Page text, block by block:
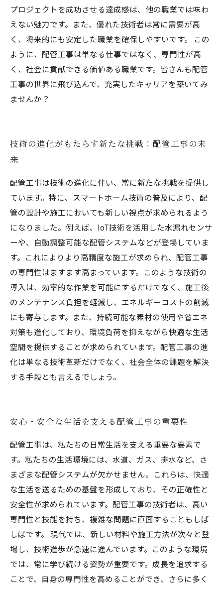
プロジェクトを成功させる達成感は、他の職業では味わ
えない魅力です。また、優れた技術者は常に需要が高
く、将来的にも安定した職業を確保しやすいです。 この
ように、配管工事は単なる仕事ではなく、専門性が高
く、社会に貢献できる価値ある職業です。皆さんも配管
工事の世界に飛び込んで、充実したキャリアを築いてみ
ませんか？
技術の進化がもたらす新たな挑戦：配管工事の未
来
配管工事は技術の進化に伴い、常に新たな挑戦を提供し
ています。特に、スマートホーム技術の普及により、配
管の設計や施工においても新しい視点が求められるよう
になりました。例えば、IoT技術を活用した水漏れセンサ
ーや、自動調整可能な配管システムなどが登場していま
す。これによりより高精度な施工が求められ、配管工事
の専門性はますます高まっています。このような技術の
導入は、効率的な作業を可能にするだけでなく、施工後
のメンテナンス負担を軽減し、エネルギーコストの削減
にも寄与します。また、持続可能な素材の使用や省エネ
対策も進化しており、環境負荷を抑えながら快適な生活
空間を提供することが求められています。配管工事の進
化は単なる技術革新だけでなく、社会全体の課題を解決
する手段とも言えるでしょう。
安心・安全な生活を支える配管工事の重要性
配管工事は、私たちの日常生活を支える重要な要素で
す。私たちの生活環境には、水道、ガス、排水など、さ
まざまな配管システムが欠かせません。これらは、快適
な生活を送るための基盤を形成しており、その正確性と
安全性が求められています。配管工事の技術者は、高い
専門性と技能を持ち、複雑な問題に直面することもしば
しばです。 現代では、新しい材料や施工方法が次々と登
場し、技術進歩が急速に進んでいます。このような環境
では、常に学び続ける姿勢が重要です。成長を追求する
ことで、自身の専門性を高めることができ、さらに多く